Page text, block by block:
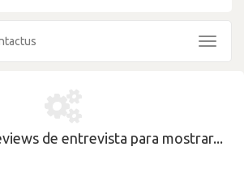
Toggle
de entrevista para mostrar...